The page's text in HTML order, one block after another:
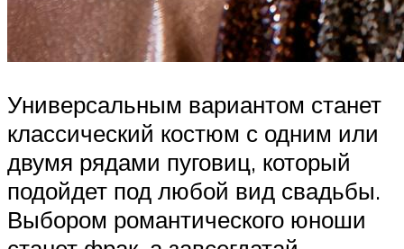
Универсальным вариантом станет
классический костюм с одним или
двумя рядами пуговиц, который
подойдет под любой вид свадьбы.
Выбором романтического юноши